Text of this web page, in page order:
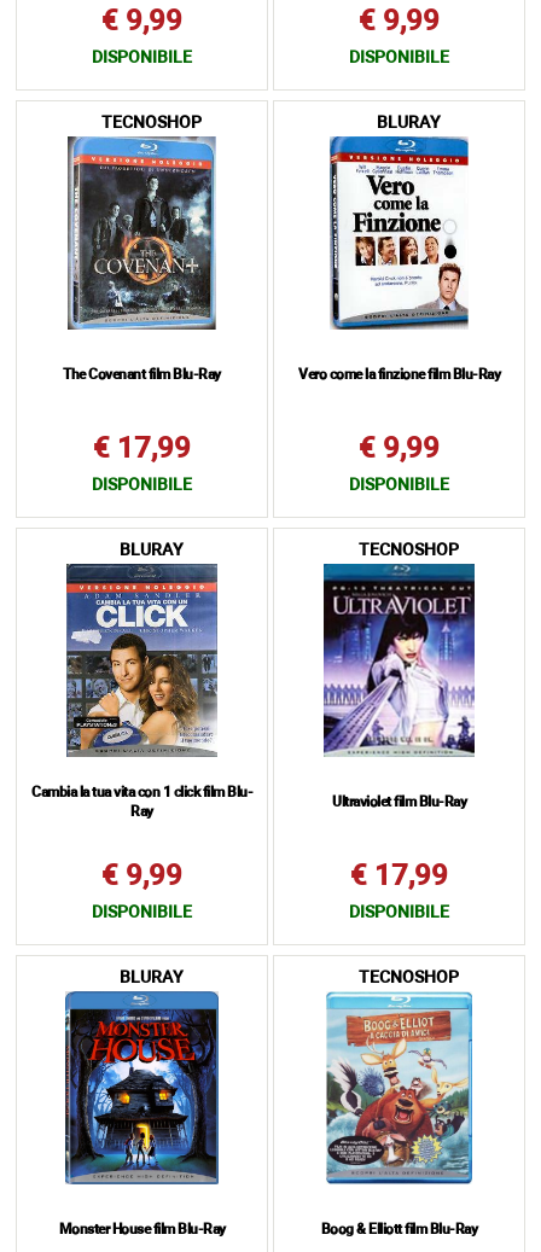
€ 9,99
DISPONIBILE
€ 9,99
DISPONIBILE
TECNOSHOP
The Covenant film Blu-Ray
€ 17,99
DISPONIBILE
BLURAY
Vero come la finzione film Blu-Ray
€ 9,99
DISPONIBILE
BLURAY
Cambia la tua vita con 1 click film Blu-
Ray
€ 9,99
DISPONIBILE
TECNOSHOP
Ultraviolet film Blu-Ray
€ 17,99
DISPONIBILE
BLURAY
Monster House film Blu-Ray
TECNOSHOP
Boog & Elliott film Blu-Ray